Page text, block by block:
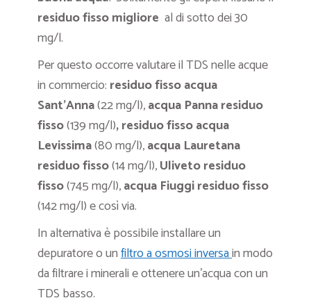
residuo fisso migliore al di sotto dei 30
mg/l.
Per questo occorre valutare il TDS nelle acque
in commercio: residuo fisso acqua
Sant’Anna(22 mg/l),acqua Panna residuo
fisso(139 mg/l), residuo fisso acqua
Levissima(80 mg/l),acqua Lauretana
residuo fisso(14 mg/l),Uliveto residuo
fisso(745 mg/l),acqua Fiuggi residuo fisso
(142 mg/l) e così via.
In alternativa è possibile installare un
depuratore o unfiltro a osmosi inversain modo
da filtrare i minerali e ottenere un’acqua con un
TDS basso.